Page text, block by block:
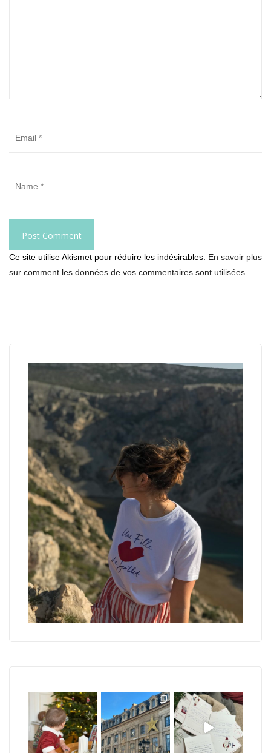
Ce site utilise Akismet pour réduire les indésirables. En savoir plus
sur comment les données de vos commentaires sont utilisées